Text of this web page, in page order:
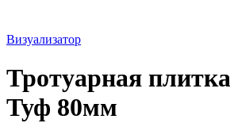
Визуализатор
Тротуарная
Туф 80мм